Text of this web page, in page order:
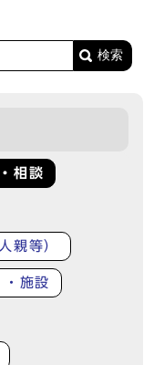
相談
親等）
施設